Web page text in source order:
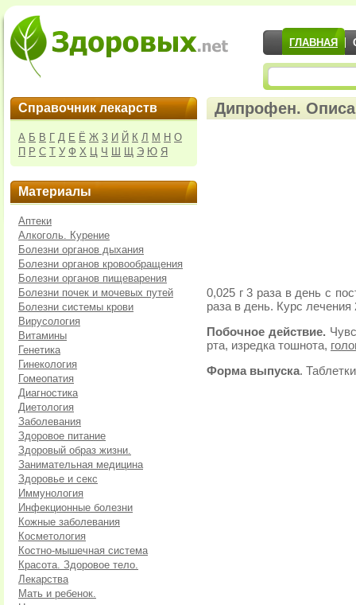
ГЛАВНАЯ
Справочник лекарств
А Б В Г Д Е Ё Ж З И Й К Л М Н О
П Р С Т У Ф Х Ц Ч Ш Щ Э Ю Я
Материалы
Аптеки
Алкоголь. Курение
Болезни органов дыхания
Болезни органов кровообращения
Болезни органов пищеварения
Болезни почек и мочевых путей
Болезни системы крови
Вирусология
Витамины
Генетика
Гинекология
Гомеопатия
Диагностика
Диетология
Заболевания
Здоровое питание
Здоровый образ жизни.
Занимательная медицина
Здоровье и секс
Иммунология
Инфекционные болезни
Кожные заболевания
Косметология
Костно-мышечная система
Красота. Здоровое тело.
Лекарства
Мать и ребенок.
Дипрофен.
0,025 г 3 раза в день с
раза в день. Курс лечения
Побочное действие.
рта, изредка тошнота,
Форма выпуска.